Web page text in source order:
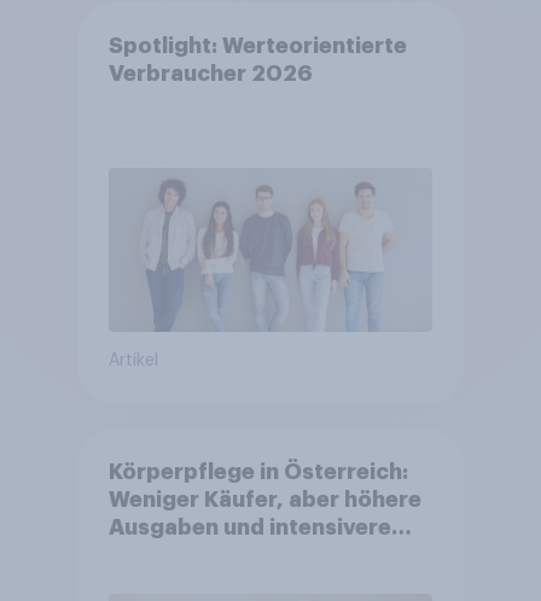
Spotlight: Werteorientierte
Verbraucher 2026
Artikel
Körperpflege in Österreich:
Weniger Käufer, aber höhere
Ausgaben und intensivere